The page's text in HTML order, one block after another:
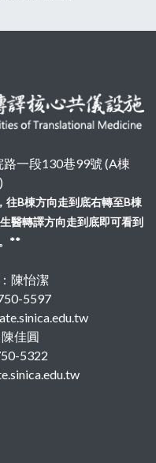
一段130巷99號 (A棟
B棟方向走到底右轉至B棟
醫轉譯方向走到底即可看到
**
陳怡潔
5597
佳圓
5322